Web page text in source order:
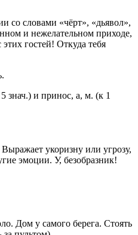
со словами «чёрт», «дьявол»,
и нежелательном приходе,
гостей! Откуда тебя
знач.) и принос, а, м. (к 1
Выражает укоризну или угрозу,
эмоции. У, безобразник!
Дом у самого берега. Стоять